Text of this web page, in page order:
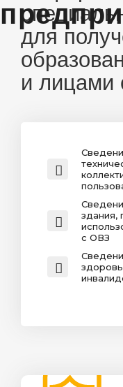
СТУДЕНТАМ
для
и лицами
здания,
с ОВЗ